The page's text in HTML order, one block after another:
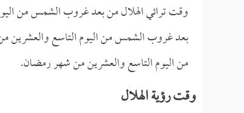
وقت ترائي الهلال من بعد غروب الشمس من
بعد غروب الشمس من اليوم التاسع والعشرين
من اليوم التاسع والعشرين من شهر رمضان.
وقت رؤية الهلال